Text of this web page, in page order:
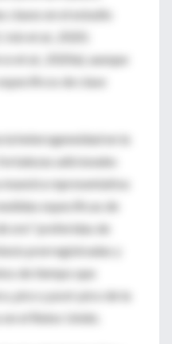
clases en el estudio
et al., 2020;
et al., 2020a), aunque
de clase
la heterogeneidad en la
adicionales
muestra representativa
específicas de
oro''
preferidas de
prerregistradas y
de tiempo que
pico y post-pico de la
el Reino Unido.